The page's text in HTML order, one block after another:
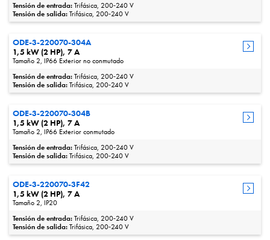
Tensión de entrada:Trifásica, 200‑240 V
Tensión de salida:Trifásica, 200‑240 V
ODE-3-220070-304A
1,5 kW (2 HP), 7 A
Tamaño 2, IP66 Exterior no conmutado
Tensión de entrada:Trifásica, 200‑240 V
Tensión de salida:Trifásica, 200‑240 V
ODE-3-220070-304B
1,5 kW (2 HP), 7 A
Tamaño 2, IP66 Exterior conmutado
Tensión de entrada:Trifásica, 200‑240 V
Tensión de salida:Trifásica, 200‑240 V
ODE-3-220070-3F42
1,5 kW (2 HP), 7 A
Tamaño 2, IP20
Tensión de entrada:Trifásica, 200‑240 V
Tensión de salida:Trifásica, 200‑240 V